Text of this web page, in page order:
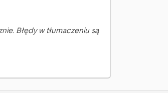
Błędy w tłumaczeniu są